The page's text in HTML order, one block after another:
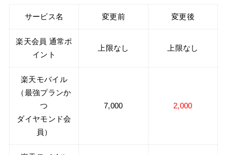
サービス名 変更前 変更後
楽天会員 通常ポ
イント
上限なし 上限なし
楽天モバイル
（最強プランか
つ
ダイヤモンド会
員）
7,000 2,000